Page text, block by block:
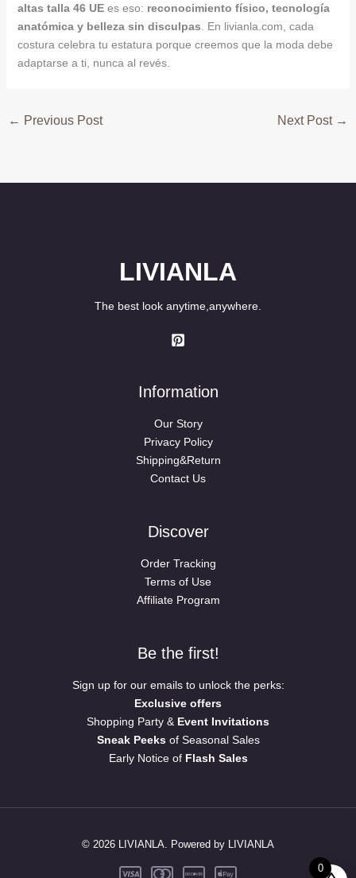
altas talla 46 UEes eso: reconocimiento físico, tecnología
anatómica y belleza sin disculpas . En livianla.com, cada
costura celebra tu estatura porque creemos que la moda debe
adaptarse a ti, nunca al revés.
← Previous Post Next Post →
LIVIANLA
The best look anytime,anywhere.
Information
Our Story
Privacy Policy
Shipping&Return
Contact Us
Discover
Order Tracking
Terms of Use
Affiliate Program
Be the first!
Sign up for our emails to unlock the perks:
Exclusive offers
Shopping Party & Event Invitations
Sneak Peeksof Seasonal Sales
Early Notice of Flash Sales
© 2026 LIVIANLA. Powered by LIVIANLA
0